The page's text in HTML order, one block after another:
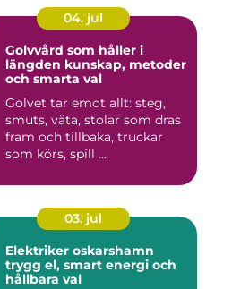
04. jul
Golvvård som håller i
längden kunskap, metoder
och smarta val
Golvet tar emot allt: steg,
smuts, väta, stolar som dras
fram och tillbaka, truckar
som körs, spill ...
03. jul
Elektriker oskarshamn
trygg el, smart energi och
hållbara val